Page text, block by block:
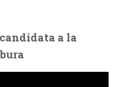
a la